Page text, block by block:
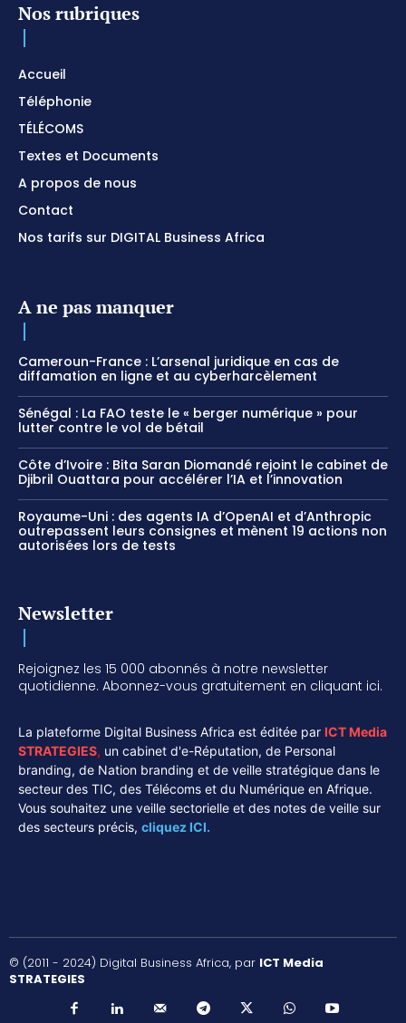
Nos rubriques
Accueil
Téléphonie
TÉLÉCOMS
Textes et Documents
A propos de nous
Contact
Nos tarifs sur DIGITAL Business Africa
A ne pas manquer
Cameroun-France : L’arsenal juridique en cas de
diffamation en ligne et au cyberharcèlement
Sénégal : La FAO teste le « berger numérique » pour
lutter contre le vol de bétail
Côte d’Ivoire : Bita Saran Diomandé rejoint le cabinet de
Djibril Ouattara pour accélérer l’IA et l’innovation
Royaume-Uni : des agents IA d’OpenAI et d’Anthropic
outrepassent leurs consignes et mènent 19 actions non
autorisées lors de tests
Newsletter
Rejoignez les 15 000 abonnés à notre newsletter
quotidienne. Abonnez-vous gratuitement en cliquant ici.
La plateforme Digital Business Africa est éditée par ICT Media
STRATEGIES, un cabinet d'e-Réputation, de Personal
branding, de Nation branding et de veille stratégique dans le
secteur des TIC, des Télécoms et du Numérique en Afrique.
Vous souhaitez une veille sectorielle et des notes de veille sur
des secteurs précis, cliquez ICI.
© (2011 - 2024) Digital Business Africa, par ICT Media
STRATEGIES